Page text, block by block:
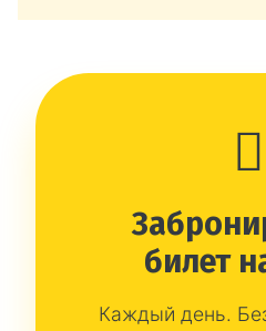
билет
Каждый день.